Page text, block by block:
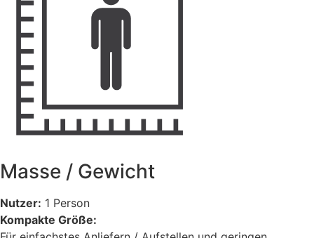
Masse / Gewicht
Nutzer: 1 Person
Kompakte Größe: